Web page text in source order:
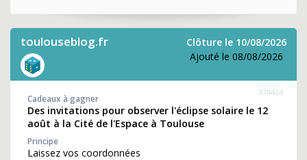
toulouseblog.fr
Clôture le 10/08/2026
Ajouté le 08/08/2026
374424
Cadeaux à gagner
Des invitations pour observer l'éclipse solaire le 12
août à la Cité de l'Espace à Toulouse
Principe
Laissez vos coordonnées